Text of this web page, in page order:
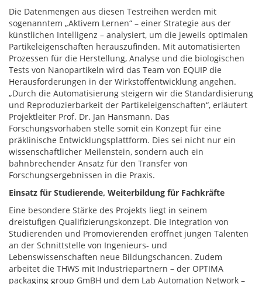
Die Datenmengen aus diesen Testreihen werden mit
sogenanntem „Aktivem Lernen“ – einer Strategie aus der
künstlichen Intelligenz – analysiert, um die jeweils optimalen
Partikeleigenschaften herauszufinden. Mit automatisierten
Prozessen für die Herstellung, Analyse und die biologischen
Tests von Nanopartikeln wird das Team von EQUIP die
Herausforderungen in der Wirkstoffentwicklung angehen.
„Durch die Automatisierung steigern wir die Standardisierung
und Reproduzierbarkeit der Partikeleigenschaften“, erläutert
Projektleiter Prof. Dr. Jan Hansmann. Das
Forschungsvorhaben stelle somit ein Konzept für eine
präklinische Entwicklungsplattform. Dies sei nicht nur ein
wissenschaftlicher Meilenstein, sondern auch ein
bahnbrechender Ansatz für den Transfer von
Forschungsergebnissen in die Praxis.
Einsatz für Studierende, Weiterbildung für Fachkräfte
Eine besondere Stärke des Projekts liegt in seinem
dreistufigen Qualifizierungskonzept. Die Integration von
Studierenden und Promovierenden eröffnet jungen Talenten
an der Schnittstelle von Ingenieurs- und
Lebenswissenschaften neue Bildungschancen. Zudem
arbeitet die THWS mit Industriepartnern – der OPTIMA
packaging group GmBH und dem Lab Automation Network –